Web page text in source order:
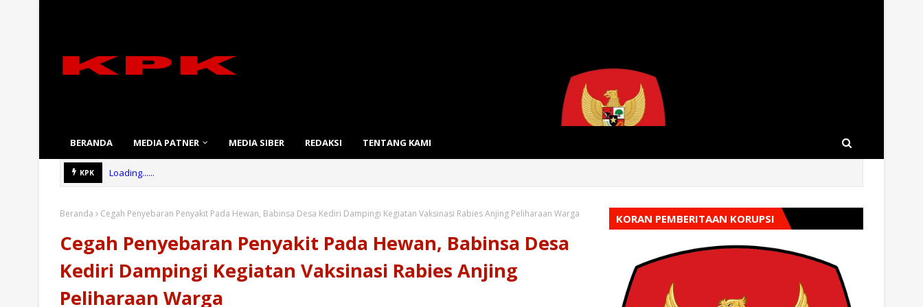
BERANDA MEDIA PATNER MEDIA SIBER REDAKSI TENTANG KAMI
KPK Loading......
Beranda Cegah Penyebaran Penyakit Pada Hewan, Babinsa Desa Kediri Dampingi Kegiatan Vaksinasi Rabies Anjing Peliharaan Warga
Cegah Penyebaran Penyakit Pada Hewan, Babinsa Desa
Kediri Dampingi Kegiatan Vaksinasi Rabies Anjing
Peliharaan Warga
KORAN PEMBERITAAN KORUPSI